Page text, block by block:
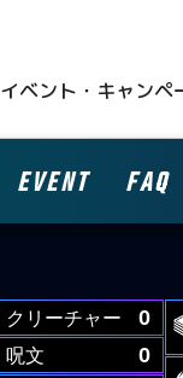
イベント・キャンペ
EVENT FAQ
クリーチャー
0
呪文
0